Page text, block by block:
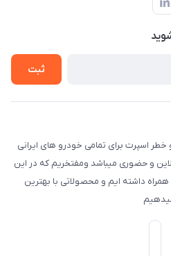
ثبت
خطر اسپرت برای تمامی خودرو های ایرانی
4سال به طورآنلاین و حضوری میباشد ومفتخریم که در این
داشته ایم و محصولاتی با بهترین